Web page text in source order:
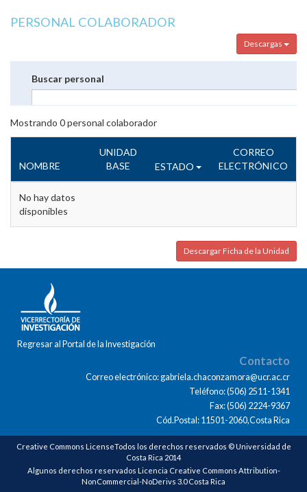
PERSONAL COLABORADOR
Descargas
Buscar personal
Mostrando 0personal colaborador
NOMBRE
UNIDAD
BASE
ESTADO
CORREO
ELECTRÓNICO
No hay datos
disponibles
Descargar Ficha de la Unidad
Regresar al Portal de la Investigación
Contacto
Correo electrónico: gabriela.chaconzamora@ucr.ac.cr
Teléfono: (506) 2511-1341
Fax: (506) 2224-9367
Cód.Postal: 11501-2060,Costa Rica
Creative Commons LicenseTodos los derechos reservados © Universidad de
Costa Rica 2014
Algunos derechos reservados Licencia Creative Commons Attribution-
NonCommercial-NoDerivs 3.0 Costa Rica